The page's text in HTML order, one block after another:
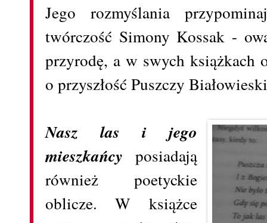
Jego rozmyślania
twórczość Simony Kossak -
przyrodę, a w swych książkach
o przyszłość Puszczy
Nasz las i jego
mieszkańcy posiadają
również poetyckie
oblicze. W książce